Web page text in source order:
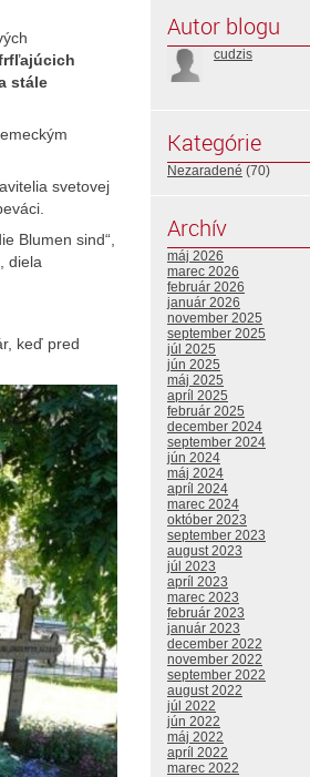
stále
svetovej
Blumen sind“,
diela
keď pred
Autor blogu
cudzis
Kategórie
Nezaradené (70)
Archív
máj 2026
marec 2026
február 2026
január 2026
november 2025
september 2025
júl 2025
jún 2025
máj 2025
apríl 2025
február 2025
december 2024
september 2024
jún 2024
máj 2024
apríl 2024
marec 2024
október 2023
september 2023
august 2023
júl 2023
apríl 2023
marec 2023
február 2023
január 2023
december 2022
november 2022
september 2022
august 2022
júl 2022
jún 2022
máj 2022
apríl 2022
marec 2022